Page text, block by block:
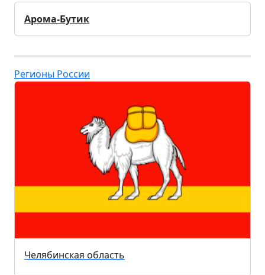
Арома-Бутик
Регионы России
Челябинская область